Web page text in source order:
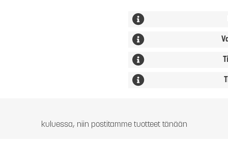
kuluessa, niin postitamme tuotteet tänään